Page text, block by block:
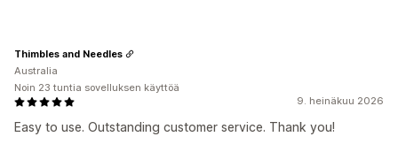
9. heinäkuu 2026
Easy to use. Outstanding customer service. Thank you!
Thimbles and Needles
Australia
Noin 23 tuntia sovelluksen käyttöä